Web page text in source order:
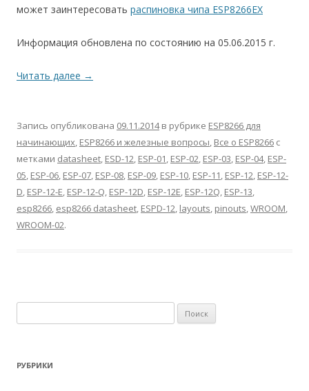
может заинтересовать распиновка чипа ESP8266EX
Информация обновлена по состоянию на 05.06.2015 г.
Читать далее →
Запись опубликована 09.11.2014в рубрике ESP8266 для
начинающих, ESP8266 и железные вопросы, Все о ESP8266 с
метками datasheet, ESD-12, ESP-01, ESP-02, ESP-03, ESP-04, ESP-
05, ESP-06, ESP-07, ESP-08, ESP-09, ESP-10, ESP-11, ESP-12, ESP-12-
D, ESP-12-E, ESP-12-Q, ESP-12D, ESP-12E, ESP-12Q, ESP-13,
esp8266, esp8266 datasheet, ESPD-12, layouts, pinouts,WROOM,
WROOM-02.
РУБРИКИ